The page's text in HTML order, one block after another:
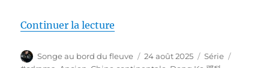
Continuer la lecture
Auteur
Songe au bord du fleuve
Publié
24 août 2025 Catégories
Série